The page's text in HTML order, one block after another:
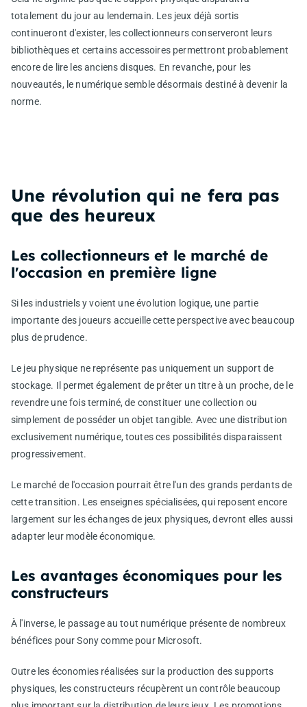
totalement du jour au lendemain. Les jeux déjà sortis
continueront d'exister, les collectionneurs conserveront leurs
bibliothèques et certains accessoires permettront probablement
encore de lire les anciens disques. En revanche, pour les
nouveautés, le numérique semble désormais destiné à devenir la
norme.
Une révolution qui ne fera pas
que des heureux
Les collectionneurs et le marché de
l'occasion en première ligne
Si les industriels y voient une évolution logique, une partie
importante des joueurs accueille cette perspective avec beaucoup
plus de prudence.
Le jeu physique ne représente pas uniquement un support de
stockage. Il permet également de prêter un titre à un proche, de le
revendre une fois terminé, de constituer une collection ou
simplement de posséder un objet tangible. Avec une distribution
exclusivement numérique, toutes ces possibilités disparaissent
progressivement.
Le marché de l'occasion pourrait être l'un des grands perdants de
cette transition. Les enseignes spécialisées, qui reposent encore
largement sur les échanges de jeux physiques, devront elles aussi
adapter leur modèle économique.
Les avantages économiques pour les
constructeurs
À l'inverse, le passage au tout numérique présente de nombreux
bénéfices pour Sony comme pour Microsoft.
Outre les économies réalisées sur la production des supports
physiques, les constructeurs récupèrent un contrôle beaucoup